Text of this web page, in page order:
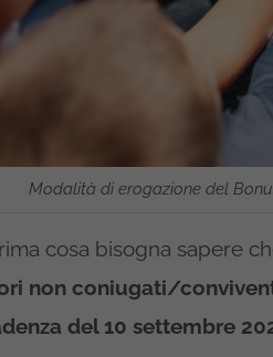
Modalità di erogazione del
cosa bisogna sapere
non coniugati/
del 10 settembre